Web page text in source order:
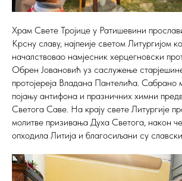
Храм Свете Тројице у Ратишевини
Крсну славу, најпеије светом Литургијом
началствовао намјесник херцегновски
Обрен Јовановић уз саслужење
протојереја Владана Пантелића. Сабрано
појању антифона и празничних химни
Светога Саве. На крају свете Литургије
молитве призивања Духа Светога, након
опходила Литија и благосиљани су